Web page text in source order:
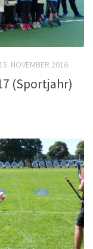
15. NOVEMBER 2016
(Sportjahr)